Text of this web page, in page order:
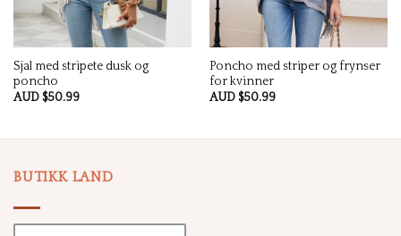
Sjal med stripete dusk og
poncho
AUD $50.99
Poncho med striper og frynser
for kvinner
AUD $50.99
BUTIKK LAND